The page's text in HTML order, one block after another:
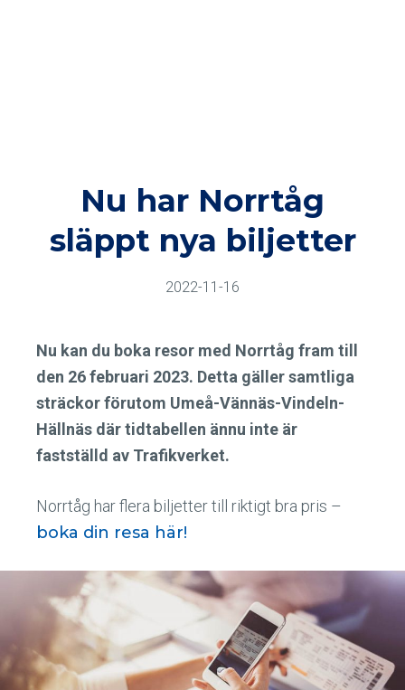
Nu har Norrtåg
släppt nya biljetter
2022-11-16
Nu kan du boka resor med Norrtåg fram till
den 26 februari 2023. Detta gäller samtliga
sträckor förutom Umeå-Vännäs-Vindeln-
Hällnäs där tidtabellen ännu inte är
fastställd av Trafikverket.
Norrtåg har flera biljetter till riktigt bra pris –
boka din resa här!